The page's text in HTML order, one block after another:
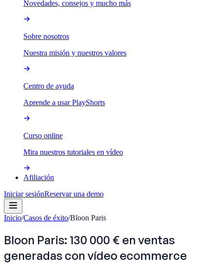
Novedades, consejos y mucho más
Sobre nosotros
Nuestra misión y nuestros valores
Centro de ayuda
Aprende a usar PlayShorts
Curso online
Mira nuestros tutoriales en vídeo
Afiliación
Iniciar sesiónReservar una demo
Inicio/Casos de éxito/Bloon Paris
Bloon Paris: 130 000 € en ventas
generadas con vídeo ecommerce